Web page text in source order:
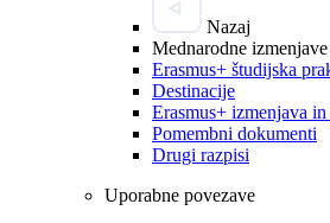
Nazaj
Mednarodne izmenjave
Erasmus+ študijska
Destinacije
Erasmus+ izmenjava in
Pomembni dokumenti
Drugi razpisi
Uporabne povezave